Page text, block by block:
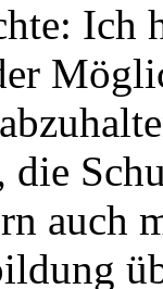
Ich
die
auch